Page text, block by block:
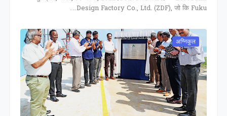
Design Factory Co., Ltd. (ZDF), जो कि Fuku…
अग्निकुल